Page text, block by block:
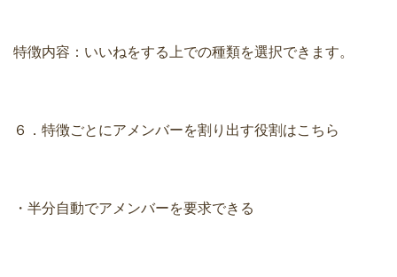
特徴内容：いいねをする上での種類を選択できます。
６．特徴ごとにアメンバーを割り出す役割はこちら
・半分自動でアメンバーを要求できる